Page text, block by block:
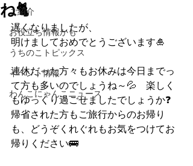
ご紹介
お役立ち情報かも
うちのこトピックス
イベント情報
わんこにゃんこニュース
ね🐈
遅くなりましたが、
明けましておめでとうございます🎍
連休だった方々もお休みは今日までっ
て方も多いのでしょうね～💦　楽しく
もゆっくり過ごせましたでしょうか❓
帰省された方もご旅行からのお帰り
も、どうぞくれぐれもお気をつけてお
帰りください🚌